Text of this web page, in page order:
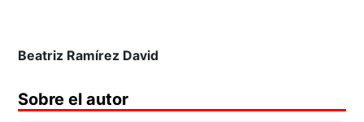
Beatriz Ramírez David
Sobre el autor